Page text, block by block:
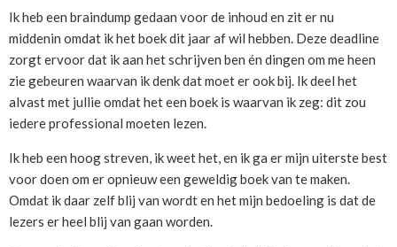
Ik heb een braindump gedaan voor de inhoud en zit er nu
middenin omdat ik het boek dit jaar af wil hebben. Deze deadline
zorgt ervoor dat ik aan het schrijven ben én dingen om me heen
zie gebeuren waarvan ik denk dat moet er ook bij. Ik deel het
alvast met jullie omdat het een boek is waarvan ik zeg: dit zou
iedere professional moeten lezen.
Ik heb een hoog streven, ik weet het, en ik ga er mijn uiterste best
voor doen om er opnieuw een geweldig boek van te maken.
Omdat ik daar zelf blij van wordt en het mijn bedoeling is dat de
lezers er heel blij van gaan worden.